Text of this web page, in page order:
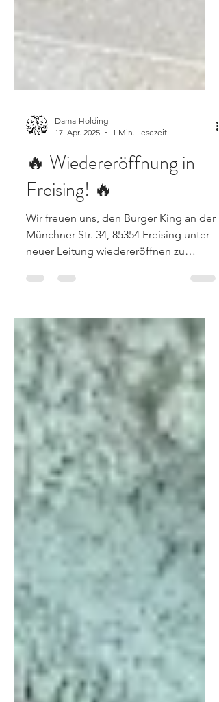
Dama-Holding
17. Apr. 2025
1 Min. Lesezeit
🔥 Wiedereröffnung in
Freising! 🔥
Wir freuen uns, den Burger King an der
neuer Leitung wiedereröffnen zu
dürfen! 🎉 Nach einer kompletten
Renovierung erstrahlt das Restaurant
nicht nur in neuem Glanz – wir sind
auch bereit, unsere Gäste mit frisch
zubereiteten Produkten und dem
gewohnt leckeren Geschmack zu
beeindrucken. 🍔🥗🍟 Ein herzliches
Dankeschön an alle, die diesen
Neustart möglich gemacht haben –
und an unser großartiges Team, das mit
voller Energie durchstartet